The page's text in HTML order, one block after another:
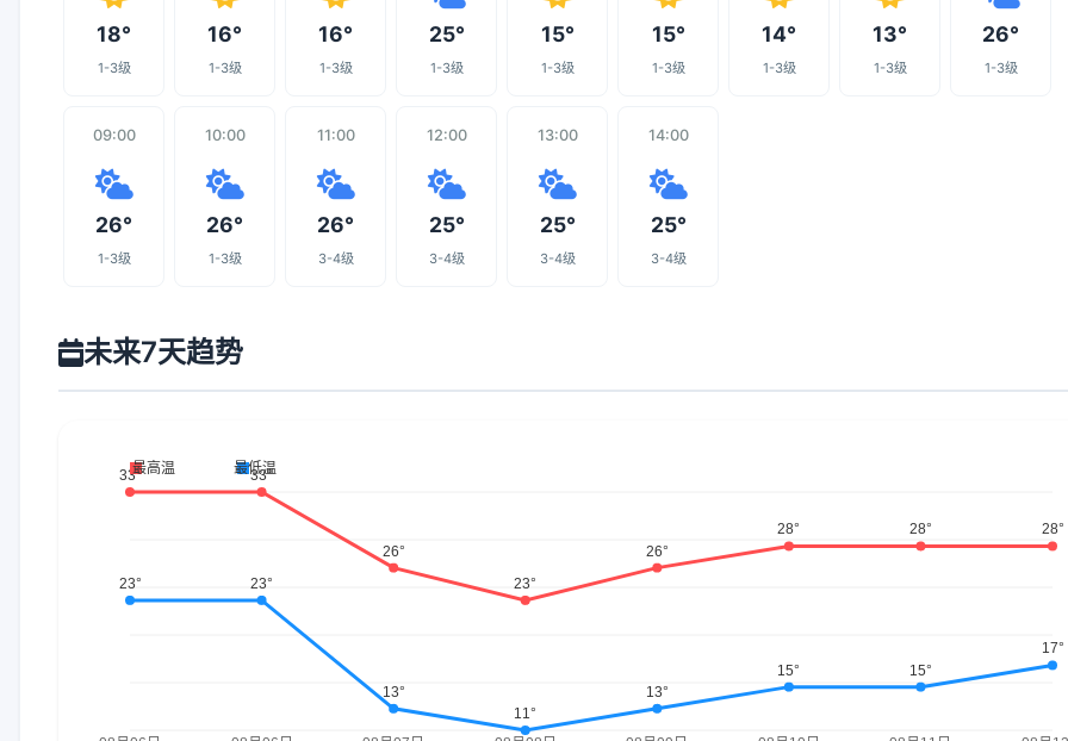
18°
1-3级
16°
1-3级
16°
1-3级
25°
1-3级
15°
1-3级
15°
1-3级
14°
1-3级
13°
1-3级
26°
1-3级
09:00
26°
1-3级
10:00
26°
1-3级
11:00
26°
3-4级
12:00
25°
3-4级
13:00
25°
3-4级
14:00
25°
3-4级
未来7天趋势